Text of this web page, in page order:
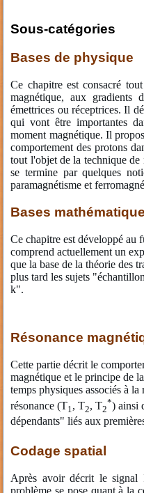
Sous-catégories
Bases de physique
Ce chapitre est consacré
magnétique, aux gradients
émettrices ou réceptrices. Il
qui vont être importantes
moment magnétique. Il
comportement des protons
tout l'objet de la technique de
se termine par quelques
paramagnétisme et
Bases
Ce chapitre est développé au
comprend actuellement un
que la base de la théorie des
plus tard les sujets
k".
Résonance
Cette partie décrit le
magnétique et le principe de
temps physiques associés à
résonance (T1, T2, T2
*) ainsi
dépendants" liés aux
Codage spatial
Après avoir décrit le
problème se pose quant à la